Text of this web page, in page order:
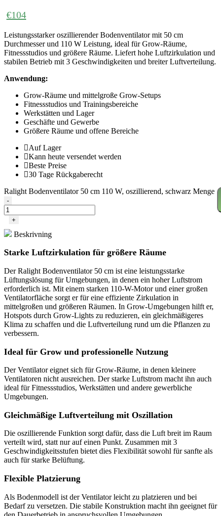
€104
Leistungsstarker oszillierender Bodenventilator mit 50 cm
Durchmesser und 110 W Leistung, ideal für Grow-Räume,
Fitnessstudios und größere Räume. Liefert hohe Luftzirkulation und
stabilen Betrieb mit 3 Geschwindigkeiten und breiter Luftverteilung.
Anwendung:
Grow-Räume und mittelgroße Grow-Setups
Fitnessstudios und Trainingsbereiche
Werkstätten und Lager
Geschäfte und Gewerbe
Größere Räume und offene Bereiche
Auf Lager
Kann heute versendet werden
Beste Preise
30 Tage Rückgaberecht
Ralight Bodenventilator 50 cm 110 W, oszillierend, schwarz Menge
-
+
Beskrivning
Starke Luftzirkulation für größere Räume
Der Ralight Bodenventilator 50 cm ist eine leistungsstarke
Lüftungslösung für Umgebungen, in denen ein hoher Luftstrom
erforderlich ist. Mit einem starken 110-W-Motor und einer großen
Ventilatorfläche sorgt er für eine effiziente Zirkulation in
mittelgroßen und größeren Räumen. In Grow-Umgebungen hilft er,
Hotspots durch Grow-Lights zu reduzieren, ein gleichmäßigeres
Klima zu schaffen und die Luftverteilung rund um die Pflanzen zu
verbessern.
Ideal für Grow und professionelle Nutzung
Der Ventilator eignet sich für Grow-Räume, in denen kleinere
Ventilatoren nicht ausreichen. Der starke Luftstrom macht ihn auch
ideal für Fitnessstudios, Werkstätten und andere gewerbliche
Umgebungen.
Gleichmäßige Luftverteilung mit Oszillation
Die oszillierende Funktion sorgt dafür, dass die Luft breit im Raum
verteilt wird, statt nur auf einen Punkt. Zusammen mit 3
Geschwindigkeitsstufen bietet dies Flexibilität sowohl für sanfte als
auch für starke Belüftung.
Flexible Platzierung
Als Bodenmodell ist der Ventilator leicht zu platzieren und bei
Bedarf zu versetzen. Die stabile Konstruktion macht ihn geeignet für